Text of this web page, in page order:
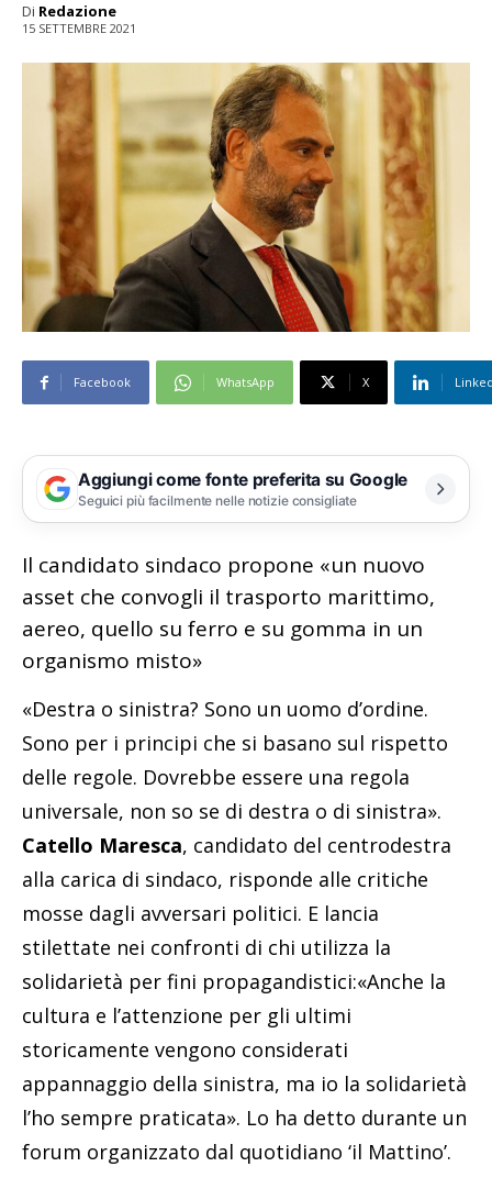
Di Redazione
15 SETTEMBRE 2021
Facebook WhatsApp X
Aggiungi come fonte preferita su Google
Seguici più facilmente nelle notizie consigliate
Il candidato sindaco propone «un nuovo
asset che convogli il trasporto marittimo,
aereo, quello su ferro e su gomma in un
organismo misto»
«Destra o sinistra? Sono un uomo d’ordine.
Sono per i principi che si basano sul rispetto
delle regole. Dovrebbe essere una regola
universale, non so se di destra o di sinistra».
Catello Maresca, candidato del centrodestra
alla carica di sindaco, risponde alle critiche
mosse dagli avversari politici. E lancia
stilettate nei confronti di chi utilizza la
solidarietà per fini propagandistici:«Anche la
cultura e l’attenzione per gli ultimi
storicamente vengono considerati
appannaggio della sinistra, ma io la solidarietà
l’ho sempre praticata». Lo ha detto durante un
forum organizzato dal quotidiano ‘il Mattino’.